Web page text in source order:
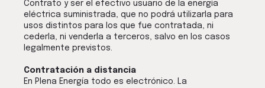
Contrato y ser el efectivo usuario de la energía
eléctrica suministrada, que no podrá utilizarla para
usos distintos para los que fue contratada, ni
cederla, ni venderla a terceros, salvo en los casos
legalmente previstos.
Contratación a distancia
En Plena Energía todo es electrónico. La